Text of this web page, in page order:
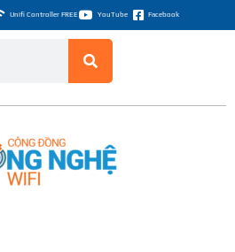
Unifi Controller FREE YouTube Facebook